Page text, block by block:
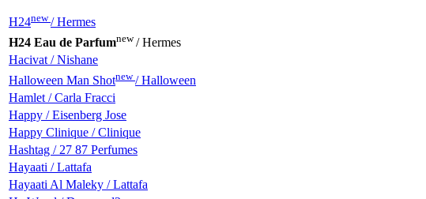
H24new/ Hermes
H24 Eau de Parfumnew/ Hermes
Hacivat / Nishane
Halloween Man Shotnew/ Halloween
Hamlet / Carla Fracci
Happy / Eisenberg Jose
Happy Clinique / Clinique
Hashtag / 27 87 Perfumes
Hayaati / Lattafa
Hayaati Al Maleky / Lattafa